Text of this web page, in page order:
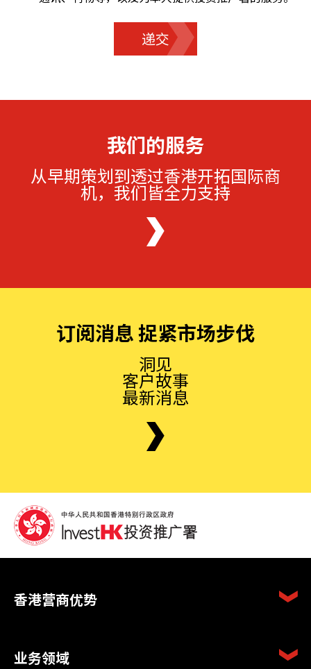
递交
我们的服务
从早期策划到透过香港开拓国际商
机，我们皆全力支持
订阅消息 捉紧市场步伐
洞见
客户故事
最新消息
香港营商优势
业务领域